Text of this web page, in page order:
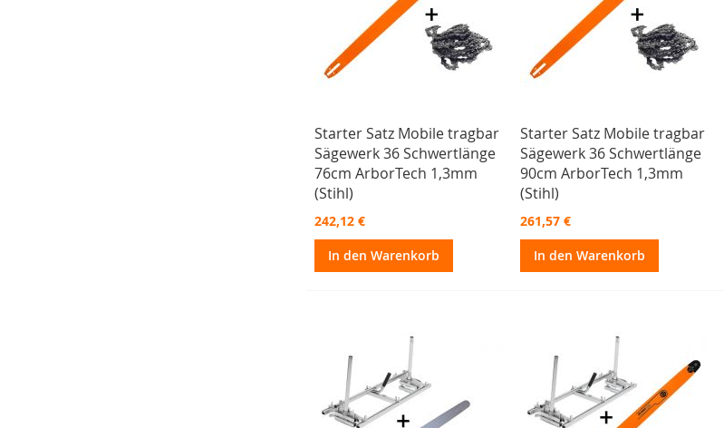
Starter Satz Mobile tragbar
Sägewerk 36 Schwertlänge
76cm ArborTech 1,3mm
(Stihl)
242,12 €
In den Warenkorb
Starter Satz Mobile tragbar
Sägewerk 36 Schwertlänge
90cm ArborTech 1,3mm
(Stihl)
261,57 €
In den Warenkorb